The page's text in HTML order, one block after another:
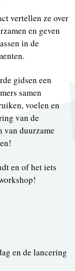
vertellen ze over
en geven
in de
gidsen een
samen
voelen en
van de
duurzame
en of het iets
en de lancering